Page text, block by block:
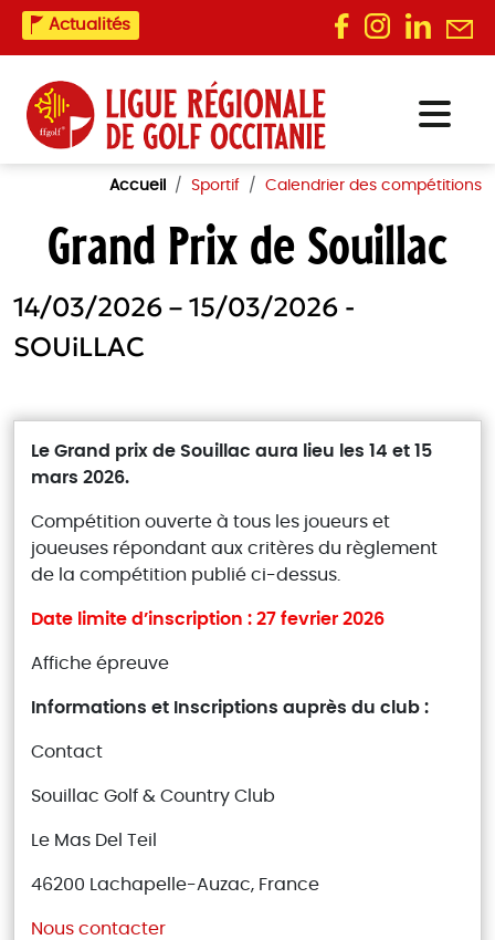
Actualités
Accueil Sportif Calendrier des compétitions
Grand Prix de Souillac
14/03/2026 – 15/03/2026 -
SOUiLLAC
Le Grand prix de Souillac aura lieu les 14 et 15
mars 2026.
Compétition ouverte à tous les joueurs et
joueuses répondant aux critères du règlement
de la compétition publié ci-dessus.
Date limite d’inscription : 27 fevrier 2026
Affiche épreuve
Informations et Inscriptions auprès du club :
Contact
Souillac Golf & Country Club
Le Mas Del Teil
46200 Lachapelle-Auzac, France
Nous contacter